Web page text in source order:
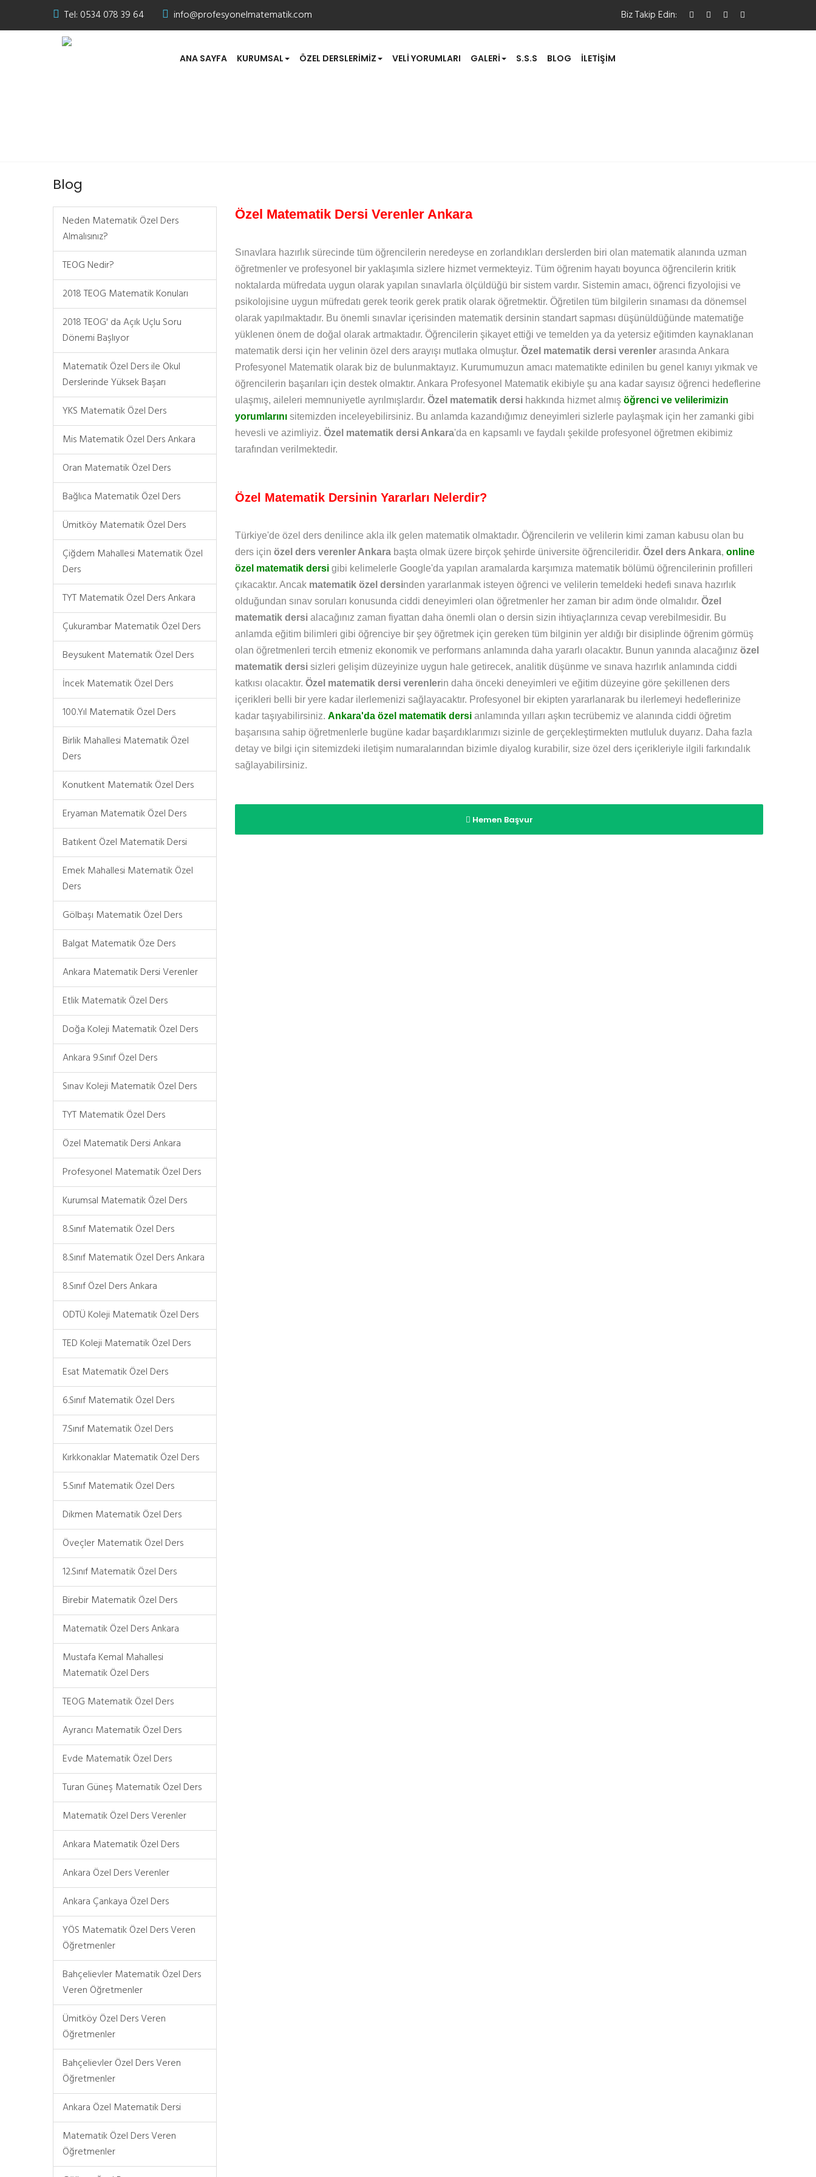
Tel: 0534 078 39 64 info@profesyonelmatematik.com Biz Takip Edin:
ANA SAYFA KURUMSAL ÖZEL DERSLERIMIZ VELI YORUMLARI GALERI S.S.S BLOG İLETIŞIM
Özel Matematik Dersi Verenler Ankara
Sınavlara hazırlık sürecinde tüm öğrencilerin neredeyse en zorlandıkları derslerden biri olan matematik alanında uzman
öğretmenler ve profesyonel bir yaklaşımla sizlere hizmet vermekteyiz. Tüm öğrenim hayatı boyunca öğrencilerin kritik
noktalarda müfredata uygun olarak yapılan sınavlarla ölçüldüğü bir sistem vardır. Sistemin amacı, öğrenci fizyolojisi ve
psikolojisine uygun müfredatı gerek teorik gerek pratik olarak öğretmektir. Öğretilen tüm bilgilerin sınaması da dönemsel
olarak yapılmaktadır. Bu önemli sınavlar içerisinden matematik dersinin standart sapması düşünüldüğünde matematiğe
yüklenen önem de doğal olarak artmaktadır. Öğrencilerin şikayet ettiği ve temelden ya da yetersiz eğitimden kaynaklanan
matematik dersi için her velinin özel ders arayışı mutlaka olmuştur. Özel matematik dersi verenler arasında Ankara
Profesyonel Matematik olarak biz de bulunmaktayız. Kurumumuzun amacı matematikte edinilen bu genel kanıyı yıkmak ve
öğrencilerin başarıları için destek olmaktır. Ankara Profesyonel Matematik ekibiyle şu ana kadar sayısız öğrenci hedeflerine
ulaşmış, aileleri memnuniyetle ayrılmışlardır. Özel matematik dersi hakkında hizmet almış öğrenci ve velilerimizin
yorumlarını sitemizden inceleyebilirsiniz. Bu anlamda kazandığımız deneyimleri sizlerle paylaşmak için her zamanki gibi
hevesli ve azimliyiz. Özel matematik dersi Ankara'da en kapsamlı ve faydalı şekilde profesyonel öğretmen ekibimiz
tarafından verilmektedir.
Özel Matematik Dersinin Yararları Nelerdir?
Türkiye'de özel ders denilince akla ilk gelen matematik olmaktadır. Öğrencilerin ve velilerin kimi zaman kabusu olan bu
ders için özel ders verenler Ankara başta olmak üzere birçok şehirde üniversite öğrencileridir. Özel ders Ankara, online
özel matematik dersi gibi kelimelerle Google'da yapılan aramalarda karşımıza matematik bölümü öğrencilerinin profilleri
çıkacaktır. Ancak matematik özel dersinden yararlanmak isteyen öğrenci ve velilerin temeldeki hedefi sınava hazırlık
olduğundan sınav soruları konusunda ciddi deneyimleri olan öğretmenler her zaman bir adım önde olmalıdır. Özel
matematik dersi alacağınız zaman fiyattan daha önemli olan o dersin sizin ihtiyaçlarınıza cevap verebilmesidir. Bu
anlamda eğitim bilimleri gibi öğrenciye bir şey öğretmek için gereken tüm bilginin yer aldığı bir disiplinde öğrenim görmüş
olan öğretmenleri tercih etmeniz ekonomik ve performans anlamında daha yararlı olacaktır. Bunun yanında alacağınız özel
matematik dersi sizleri gelişim düzeyinize uygun hale getirecek, analitik düşünme ve sınava hazırlık anlamında ciddi
katkısı olacaktır. Özel matematik dersi verenlerin daha önceki deneyimleri ve eğitim düzeyine göre şekillenen ders
içerikleri belli bir yere kadar ilerlemenizi sağlayacaktır. Profesyonel bir ekipten yararlanarak bu ilerlemeyi hedeflerinize
kadar taşıyabilirsiniz. Ankara'da özel matematik dersi anlamında yılları aşkın tecrübemiz ve alanında ciddi öğretim
başarısına sahip öğretmenlerle bugüne kadar başardıklarımızı sizinle de gerçekleştirmekten mutluluk duyarız. Daha fazla
detay ve bilgi için sitemizdeki iletişim numaralarından bizimle diyalog kurabilir, size özel ders içerikleriyle ilgili farkındalık
sağlayabilirsiniz.
Hemen Başvur
Blog
Neden Matematik Özel Ders
Almalısınız?
TEOG Nedir?
2018 TEOG Matematik Konuları
2018 TEOG' da Açık Uçlu Soru
Dönemi Başlıyor
Matematik Özel Ders ile Okul
Derslerinde Yüksek Başarı
YKS Matematik Özel Ders
Mis Matematik Özel Ders Ankara
Oran Matematik Özel Ders
Bağlıca Matematik Özel Ders
Ümitköy Matematik Özel Ders
Çiğdem Mahallesi Matematik Özel
Ders
TYT Matematik Özel Ders Ankara
Çukurambar Matematik Özel Ders
Beysukent Matematik Özel Ders
İncek Matematik Özel Ders
100.Yıl Matematik Özel Ders
Birlik Mahallesi Matematik Özel
Ders
Konutkent Matematik Özel Ders
Eryaman Matematik Özel Ders
Batıkent Özel Matematik Dersi
Emek Mahallesi Matematik Özel
Ders
Gölbaşı Matematik Özel Ders
Balgat Matematik Öze Ders
Ankara Matematik Dersi Verenler
Etlik Matematik Özel Ders
Doğa Koleji Matematik Özel Ders
Ankara 9.Sınıf Özel Ders
Sınav Koleji Matematik Özel Ders
TYT Matematik Özel Ders
Özel Matematik Dersi Ankara
Profesyonel Matematik Özel Ders
Kurumsal Matematik Özel Ders
8.Sınıf Matematik Özel Ders
8.Sınıf Matematik Özel Ders Ankara
8.Sınıf Özel Ders Ankara
ODTÜ Koleji Matematik Özel Ders
TED Koleji Matematik Özel Ders
Esat Matematik Özel Ders
6.Sınıf Matematik Özel Ders
7.Sınıf Matematik Özel Ders
Kırkkonaklar Matematik Özel Ders
5.Sınıf Matematik Özel Ders
Dikmen Matematik Özel Ders
Öveçler Matematik Özel Ders
12.Sınıf Matematik Özel Ders
Birebir Matematik Özel Ders
Matematik Özel Ders Ankara
Mustafa Kemal Mahallesi
Matematik Özel Ders
TEOG Matematik Özel Ders
Ayrancı Matematik Özel Ders
Evde Matematik Özel Ders
Turan Güneş Matematik Özel Ders
Matematik Özel Ders Verenler
Ankara Matematik Özel Ders
Ankara Özel Ders Verenler
Ankara Çankaya Özel Ders
YÖS Matematik Özel Ders Veren
Öğretmenler
Bahçelievler Matematik Özel Ders
Veren Öğretmenler
Ümitköy Özel Ders Veren
Öğretmenler
Bahçelievler Özel Ders Veren
Öğretmenler
Ankara Özel Matematik Dersi
Matematik Özel Ders Veren
Öğretmenler